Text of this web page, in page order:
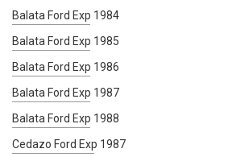
Balata Ford Exp 1984
Balata Ford Exp 1985
Balata Ford Exp 1986
Balata Ford Exp 1987
Balata Ford Exp 1988
Cedazo Ford Exp 1987